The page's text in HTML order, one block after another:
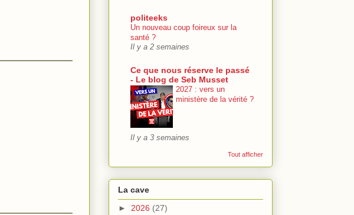
politeeks
Un nouveau coup foireux sur la
santé ?
Il y a 2 semaines
Ce que nous réserve le passé
- Le blog de Seb Musset
2027 : vers un
ministère de la vérité ?
Il y a 3 semaines
Tout afficher
La cave
► 2026 (27)